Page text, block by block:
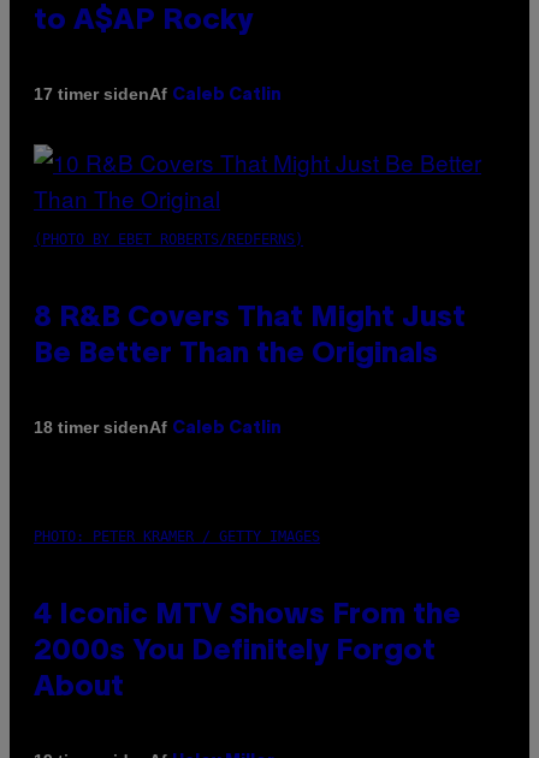
to A$AP Rocky
17 timer sidenAf Caleb Catlin
(PHOTO BY EBET ROBERTS/REDFERNS)
8 R&B Covers That Might Just
Be Better Than the Originals
18 timer sidenAf Caleb Catlin
PHOTO: PETER KRAMER / GETTY IMAGES
4 Iconic MTV Shows From the
2000s You Definitely Forgot
About